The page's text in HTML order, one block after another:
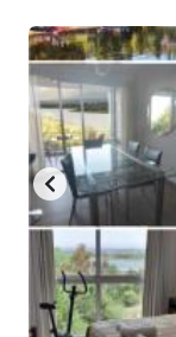
mark
key
to
get
the
for